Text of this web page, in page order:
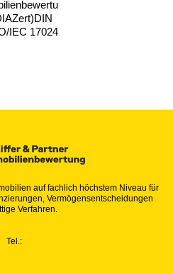
auf fachlich höchstem Niveau für
Vermögensentscheidungen
Verfahren.
Tel.: